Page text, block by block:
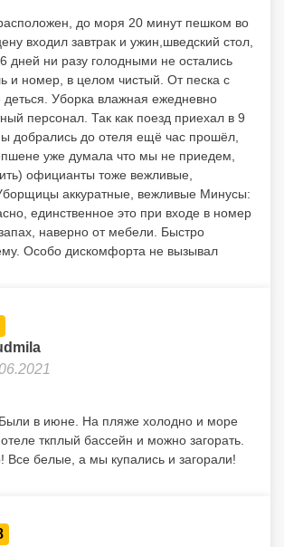
до моря 20 минут пешком во
входил завтрак и ужин,шведский стол,
дней ни разу голодными не остались
и номер, в целом чистый. От песка с
деться. Уборка влажная ежедневно
персонал. Так как поезд приехал в 9
добрались до отеля ещё час прошёл,
уже думала что мы не приедем,
официанты тоже вежливые,
аккуратные, вежливые Минусы:
единственное это при входе в номер
наверно от мебели. Быстро
Особо дискомфорта не вызывал
в июне. На пляже холодно и море
ткплый бассейн и можно загорать.
Все белые, а мы купались и загорали!